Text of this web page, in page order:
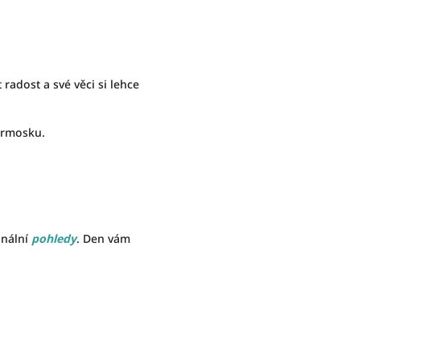
a své věci si lehce
pohledy. Den vám